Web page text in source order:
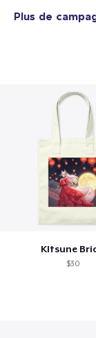
Plus de
KItsune
$30